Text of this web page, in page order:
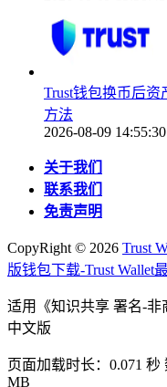
Trust钱包换币后
方法
2026-08-09 14:55:30
关于我们
联系我们
免责声明
CopyRight © 2026 Trust
版钱包下载-Trust Wallet
适用《知识共享 署名-非
中文版
页面加载时长：0.071 秒
MB